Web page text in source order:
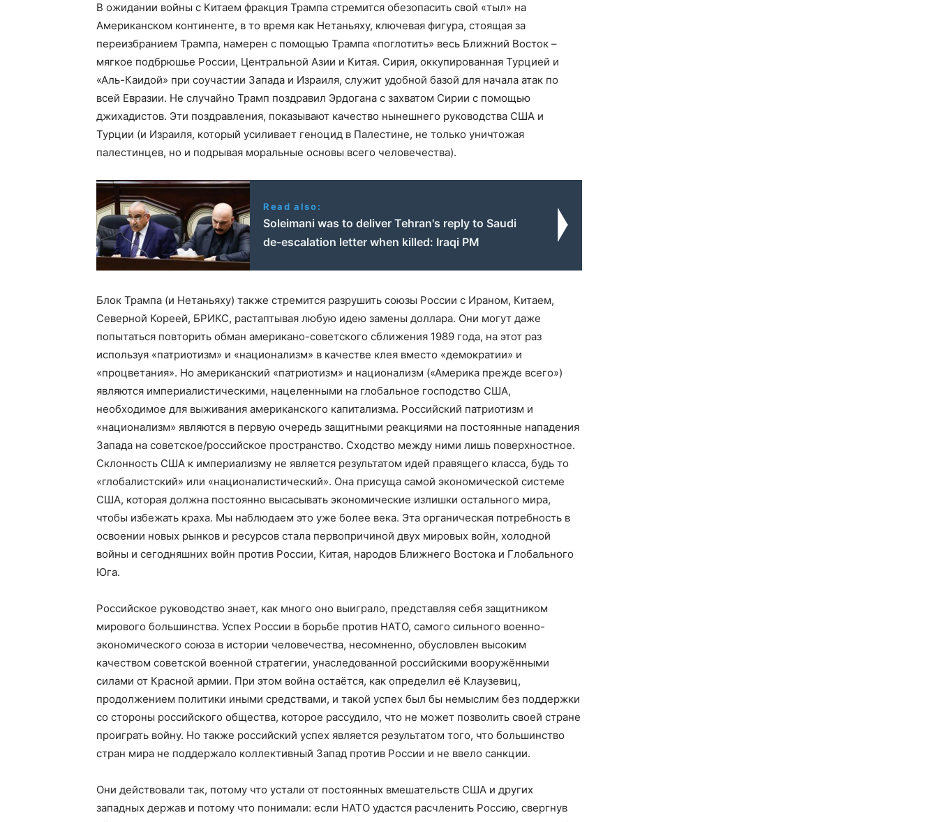
В ожидании войны с Китаем фракция Трампа стремится обезопасить свой «тыл» на
Американском континенте, в то время как Нетаньяху, ключевая фигура, стоящая за
переизбранием Трампа, намерен с помощью Трампа «поглотить» весь Ближний Восток –
мягкое подбрюшье России, Центральной Азии и Китая. Сирия, оккупированная Турцией и
«Аль-Каидой» при соучастии Запада и Израиля, служит удобной базой для начала атак по
всей Евразии. Не случайно Трамп поздравил Эрдогана с захватом Сирии с помощью
джихадистов. Эти поздравления, показывают качество нынешнего руководства США и
Турции (и Израиля, который усиливает геноцид в Палестине, не только уничтожая
палестинцев, но и подрывая моральные основы всего человечества).
Read also:
Soleimani was to deliver Tehran's reply to Saudi
de-escalation letter when killed: Iraqi PM
Блок Трампа (и Нетаньяху) также стремится разрушить союзы России с Ираном, Китаем,
Северной Кореей, БРИКС, растаптывая любую идею замены доллара. Они могут даже
попытаться повторить обман американо-советского сближения 1989 года, на этот раз
используя «патриотизм» и «национализм» в качестве клея вместо «демократии» и
«процветания». Но американский «патриотизм» и национализм («Америка прежде всего»)
являются империалистическими, нацеленными на глобальное господство США,
необходимое для выживания американского капитализма. Российский патриотизм и
«национализм» являются в первую очередь защитными реакциями на постоянные нападения
Запада на советское/российское пространство. Сходство между ними лишь поверхностное.
Склонность США к империализму не является результатом идей правящего класса, будь то
«глобалистский» или «националистический». Она присуща самой экономической системе
США, которая должна постоянно высасывать экономические излишки остального мира,
чтобы избежать краха. Мы наблюдаем это уже более века. Эта органическая потребность в
освоении новых рынков и ресурсов стала первопричиной двух мировых войн, холодной
войны и сегодняшних войн против России, Китая, народов Ближнего Востока и Глобального
Юга.
Российское руководство знает, как много оно выиграло, представляя себя защитником
мирового большинства. Успех России в борьбе против НАТО, самого сильного военно-
экономического союза в истории человечества, несомненно, обусловлен высоким
качеством советской военной стратегии, унаследованной российскими вооружёнными
силами от Красной армии. При этом война остаётся, как определил её Клаузевиц,
продолжением политики иными средствами, и такой успех был бы немыслим без поддержки
со стороны российского общества, которое рассудило, что не может позволить своей стране
проиграть войну. Но также российский успех является результатом того, что большинство
стран мира не поддержало коллективный Запад против России и не ввело санкции.
Они действовали так, потому что устали от постоянных вмешательств США и других
западных держав и потому что понимали: если НАТО удастся расчленить Россию, свергнув